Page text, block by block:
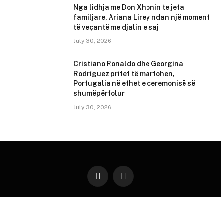
Nga lidhja me Don Xhonin te jeta
familjare, Ariana Lirey ndan një moment
të veçantë me djalin e saj
July 30, 2026
Cristiano Ronaldo dhe Georgina
Rodríguez pritet të martohen,
Portugalia në ethet e ceremonisë së
shumëpërfolur
July 30, 2026
InstagramYouTube